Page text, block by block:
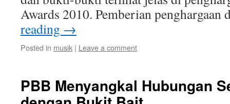
Awards 2010. Pemberian
reading →
Posted in musik | Leave a comment
PBB Menyangkal Hubungan